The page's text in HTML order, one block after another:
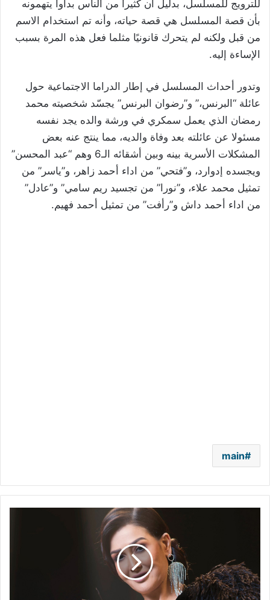
للترويج للمسلسل، بدليل أن كثيراً من الناس بدأوا يتهمونه
بأن قصة المسلسل ‏هي قصة حياته، وأنه تم استخدام الاسم
من قبل ولكنه لم يتحرك قانونيًا مثلما فعل هذه المرة بسبب
الإساءة إليه.‏
وتدور أحداث المسلسل في إطار الدراما الاجتماعية حول
عائلة “البرنس،” و”رضوان البرنس” يجسّد شخصيته محمد
رمضان الذي يعمل ‏سمكري في ورشة والده يجد نفسه
مسئولا عن عائلته بعد وفاة والديه، مما ينتج عنه بعض
المشكلات الأسرية بينه وبين أشقائه الـ6 ‏وهم “عبد المحسن”
ويجسده إدوارد، و”فتحي” من اداء أحمد زاهر، و”ياسر” من
تمثيل محمد علاء، و”نورا” من تجسيد ريم سامي” و”عادل”
من اداء أحمد داش و”رأفت” ‏من تمثيل أحمد فهيم‎.‎
main
للمرة
12
في